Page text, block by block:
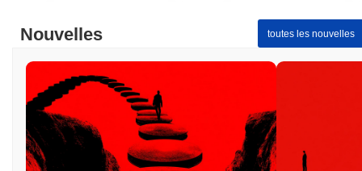
Nouvelles toutes les nouvelles